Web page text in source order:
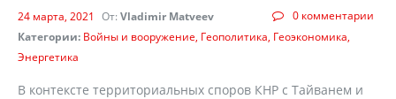
0 комментарии
24 марта, 2021 От: Vladimir Matveev
Категории: Войны и вооружение Геополитика Геоэкономика
Энергетика
В контексте территориальных споров КНР с Тайванем и